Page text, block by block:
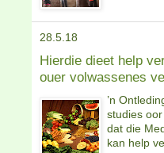
28.5.18
Hierdie dieet help
ouer volwassenes
’n
studies
dat die
kan help